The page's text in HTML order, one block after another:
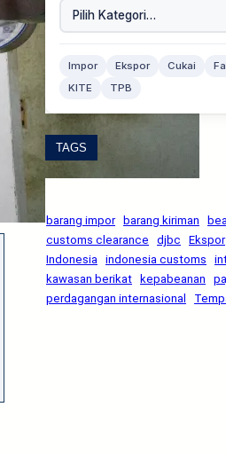
Impor Ekspor Cukai
KITE
TPB
TAGS
barang impor barang kiriman
customs clearance
djbc Ekspor
Indonesia
indonesia customs
kawasan berikat
kepabeanan
perdagangan internasional